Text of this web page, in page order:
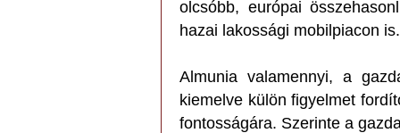
olcsóbb, európai
hazai lakossági mobilpiacon is.
Almunia valamennyi, a
kiemelve külön figyelmet
fontosságára. Szerinte a